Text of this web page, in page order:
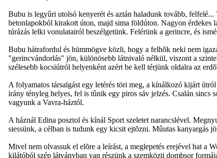
Bubu is legyûri utolsó kenyerét és aztán haladunk tovább,
betonlapokból kirakott úton, majd sima földúton. Nagyon érdekes
túrázás lelki vonulatairól beszélgetünk. Felérünk a gerincre, és
Bubu hátrafordul és hümmögve közli, hogy a felhõk neki nem
"gerincvándorlás" jön, különösebb látnivaló nélkül, viszont a
szélesebb kocsiútról helyenként azért be kell térjünk oldalra az
A folyamatos társalgást egy letérés töri meg, a kínálkozó kijárt
irány tényleg helyes, fel is tûnik egy piros sáv jelzés. Csalán
vagyunk a Vavra-háztól.
A háznál Edina posztol és kínál Sport szeletet narancslével.
siessünk, a célban is tudunk egy kicsit ejtõzni. Mûutas kanyargás
Mivel nem olvassuk el elõre a leírást, a meglepetés erejével hat a
kilátóból szép látványban van részünk a szemközti dombsor